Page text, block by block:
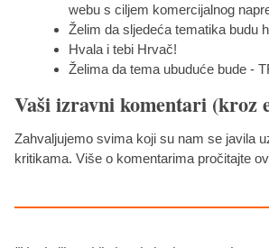
webu s ciljem komercijalnog
Želim da sljedeća tematika budu
Hvala i tebi Hrvač!
Želima da tema ubuduće bude -
Vaši izravni komentari (kroz
Zahvaljujemo svima koji su nam se javila
kritikama. Više o komentarima pročitajte